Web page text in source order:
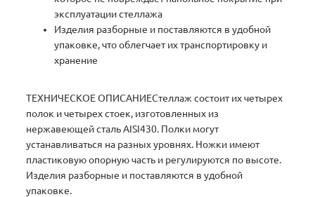
эксплуатации стеллажа
Изделия разборные и поставляются в удобной
упаковке, что облегчает их транспортировку и
хранение
ТЕХНИЧЕСКОЕ ОПИСАНИЕСтеллаж состоит их четырех
полок и четырех стоек, изготовленных из
нержавеющей сталь AISI430. Полки могут
устанавливаться на разных уровнях. Ножки имеют
пластиковую опорную часть и регулируются по высоте.
Изделия разборные и поставляются в удобной
упаковке.